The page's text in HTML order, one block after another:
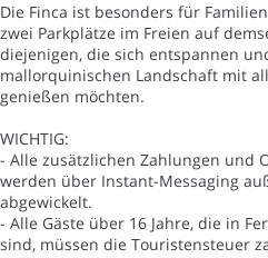
Die Finca ist besonders für
zwei Parkplätze im Freien auf
diejenigen, die sich entspannen
mallorquinischen Landschaft mit
genießen möchten.
WICHTIG:
- Alle zusätzlichen Zahlungen und
werden über Instant-Messaging
abgewickelt.
- Alle Gäste über 16 Jahre, die in
sind, müssen die Touristensteuer